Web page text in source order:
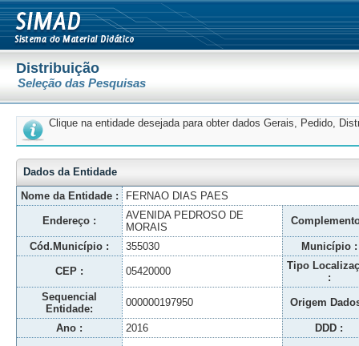
Distribuição
Seleção das Pesquisas
Clique na entidade desejada para obter dados Gerais, Pedido,
Dados da Entidade
Nome da Entidade :
FERNAO DIAS PAES
Endereço :
AVENIDA PEDROSO DE
MORAIS
Cód.Município : 355030 Município :
CEP : 05420000
Tipo
:
Sequencial
Entidade:
000000197950 Origem
Ano : 2016 DDD :